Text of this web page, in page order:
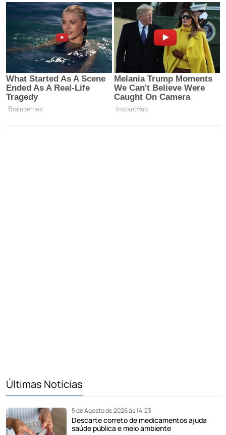
Últimas Notícias
5 de Agosto de 2026 às 14:23
Descarte correto de medicamentos ajuda
saúde pública e meio ambiente